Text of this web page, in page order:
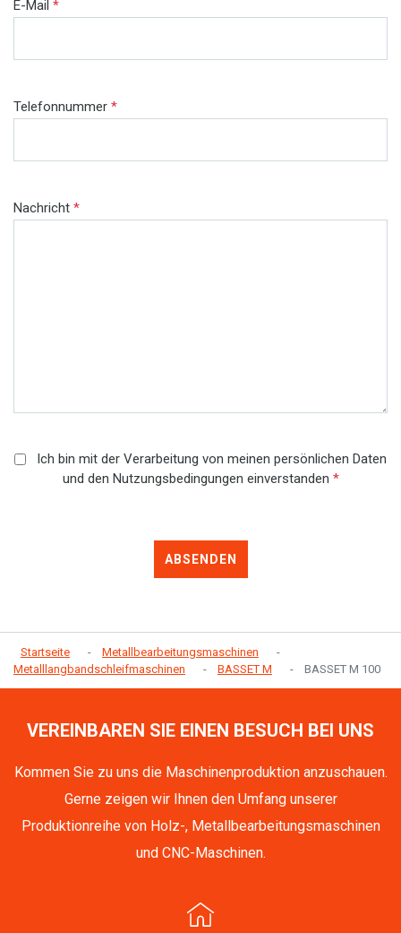
E-Mail *
Telefonnummer *
Nachricht *
Ich bin mit der Verarbeitung von meinen persönlichen Daten
und den Nutzungsbedingungen einverstanden *
ABSENDEN
Startseite
Metallbearbeitungsmaschinen
Metalllangbandschleifmaschinen
BASSET M BASSET M 100
VEREINBAREN SIE EINEN BESUCH BEI UNS
Kommen Sie zu uns die Maschinenproduktion anzuschauen.
Gerne zeigen wir Ihnen den Umfang unserer
Produktionreihe von Holz-, Metallbearbeitungsmaschinen
und CNC-Maschinen.